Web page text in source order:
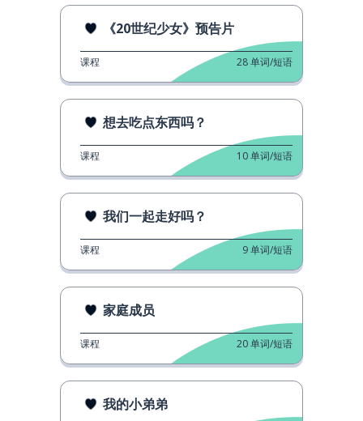
《20世纪少女》预告片
课程 28单词/短语
想去吃点东西吗？
课程 10单词/短语
我们一起走好吗？
课程 9单词/短语
家庭成员
课程 20单词/短语
我的小弟弟